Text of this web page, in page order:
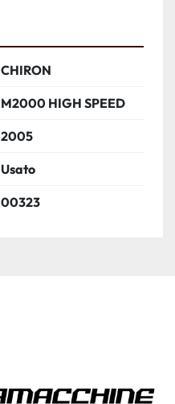
CHIRON
M2000 HIGH SPEED
2005
Usato
00323